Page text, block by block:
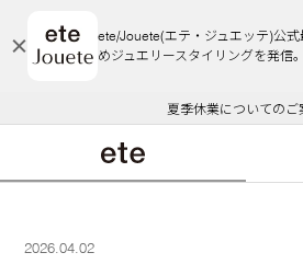
ete/Jouete(エテ・ジュエッテ)公
めジュエリースタイリングを発信。
エコラッピング及びエコポイン
ご注文いただいたお品物のお届
夏季休業についてのご
WEB Limited Items
採用のご案内
悪質な偽サイトにご注意
エコラッピング及びエコポイン
ご注文いただいたお品物のお届
2026.04.02